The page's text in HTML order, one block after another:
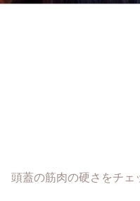
頭蓋の筋肉の硬さをチェ